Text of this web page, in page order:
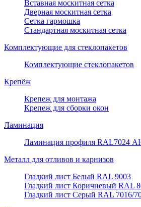
Вставная москитная сетка
Дверная москитная сетка
Сетка гармошка
Стандартная москитная сетка
Комплектующие для стеклопакетов
Комплектующие стеклопакетов
Крепёж
Крепеж для монтажа
Крепеж для сборки окон
Ламинация
Ламинация профиля RAL7024
Металл для отливов и карнизов
Гладкий лист Белый RAL 9003
Гладкий лист Коричневый RAL
Гладкий лист Серый RAL 7016/